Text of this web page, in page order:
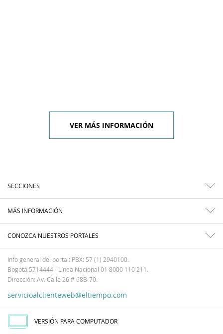
VER MÁS INFORMACIÓN
SECCIONES
MÁS INFORMACIÓN
CONOZCA NUESTROS PORTALES
Info general del portal: PBX: 57 (1) 2940100.
Bogotá 5714444 - Línea Nacional 01 8000 110 211.
Dirección: Av. Calle 26 # 68B-70.
servicioalclienteweb@eltiempo.com
VERSIÓN PARA COMPUTADOR